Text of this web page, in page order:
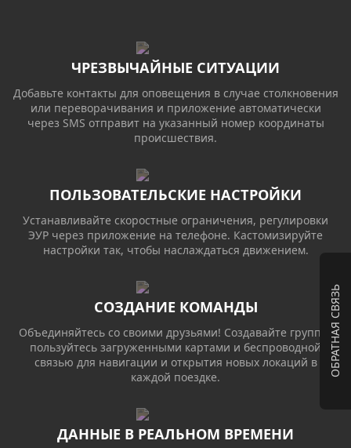
ЧРЕЗВЫЧАЙНЫЕ СИТУАЦИИ
Добавьте контакты для оповещения в случае столкновения
или переворачивания и приложение автоматически
через SMS отправит на указанный номер координаты
происшествия.
ПОЛЬЗОВАТЕЛЬСКИЕ НАСТРОЙКИ
Устанавливайте скоростные ограничения, регулировки
ЭУР через приложение на телефоне. Кастомизируйте
настройки так, чтобы наслаждаться движением.
СОЗДАНИЕ КОМАНДЫ
Объединяйтесь со своими друзьями! Создавайте группы,
пользуйтесь загруженными картами и беспроводной
связью для навигации и открытия новых локаций в
каждой поездке.
ДАННЫЕ В РЕАЛЬНОМ ВРЕМЕНИ
ОБРАТНАЯ СВЯЗЬ